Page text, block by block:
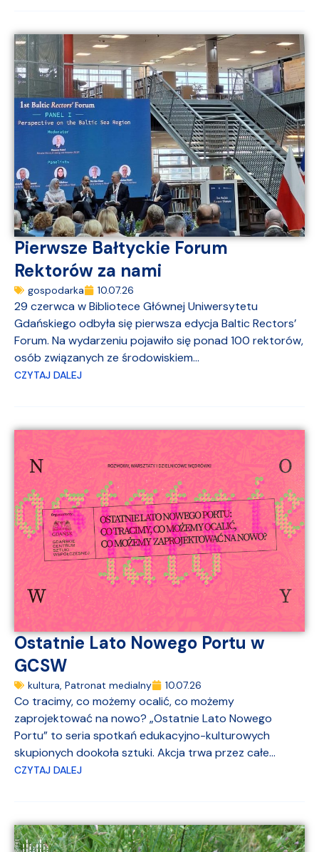
Pierwsze Bałtyckie Forum
Rektorów za nami
gospodarka 10.07.26
29 czerwca w Bibliotece Głównej Uniwersytetu
Gdańskiego odbyła się pierwsza edycja Baltic Rectors’
Forum. Na wydarzeniu pojawiło się ponad 100 rektorów,
osób związanych ze środowiskiem...
CZYTAJ DALEJ
Ostatnie Lato Nowego Portu w
GCSW
kultura, Patronat medialny 10.07.26
Co tracimy, co możemy ocalić, co możemy
zaprojektować na nowo? „Ostatnie Lato Nowego
Portu” to seria spotkań edukacyjno-kulturowych
skupionych dookoła sztuki. Akcja trwa przez całe...
CZYTAJ DALEJ